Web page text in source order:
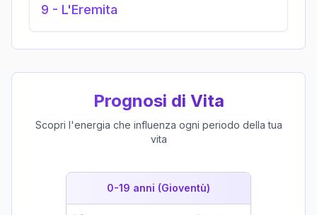
9 - L'Eremita
Prognosi di Vita
Scopri l'energia che influenza ogni periodo della tua
vita
0-19 anni (Gioventù)